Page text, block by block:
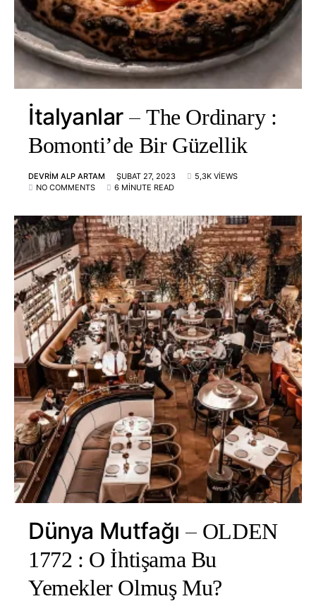
İtalyanlar
The Ordinary :
Bomonti’de Bir Güzellik
DEVRIM ALP ARTAM ŞUBAT 27, 2023
5,3K VIEWS
NO COMMENTS
6 MINUTE READ
Dünya Mutfağı
OLDEN
1772 : O İhtişama Bu
Yemekler Olmuş Mu?